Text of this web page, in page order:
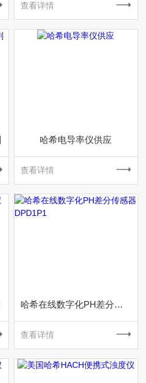
查看详情
哈希电导率仪供应
查看详情
哈希在线数字化PH差分传感器DPD1P1
查看详情